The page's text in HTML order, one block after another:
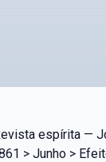
espírita —
> Junho >